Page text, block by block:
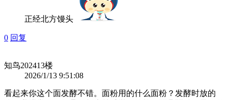
正经北方馒头
0 回复
知鸟202413楼
2026/1/13 9:51:08
看起来你这个面发酵不错。面粉用的什么面粉？发酵时放的